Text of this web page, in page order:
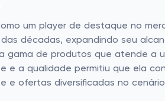
um player de destaque no
décadas, expandindo seu
gama de produtos que atende a
e a qualidade permitiu que ela
e ofertas diversificadas no